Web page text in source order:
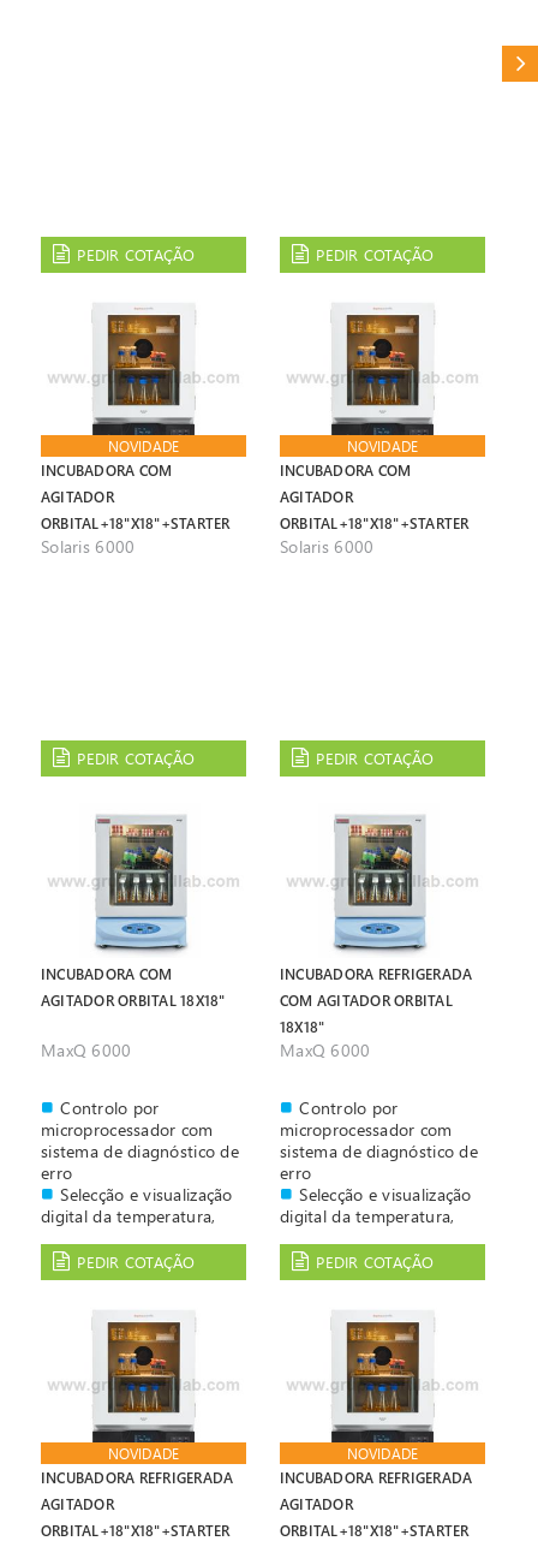
PEDIR COTAÇÃO PEDIR COTAÇÃO
NOVIDADE
INCUBADORA COM
AGITADOR
ORBITAL+18"X18"+STARTER
KIT
Solaris 6000
PEDIR COTAÇÃO
NOVIDADE
INCUBADORA COM
AGITADOR
ORBITAL+18"X18"+STARTER
KIT
Solaris 6000
PEDIR COTAÇÃO
INCUBADORA COM
AGITADOR ORBITAL 18X18"
MaxQ 6000
Controlo por
microprocessador com
sistema de diagnóstico de
erro
Selecção e visualização
digital da temperatura,
PEDIR COTAÇÃO
INCUBADORA REFRIGERADA
COM AGITADOR ORBITAL
18X18"
MaxQ 6000
Controlo por
microprocessador com
sistema de diagnóstico de
erro
Selecção e visualização
digital da temperatura,
PEDIR COTAÇÃO
NOVIDADE
INCUBADORA REFRIGERADA
AGITADOR
ORBITAL+18"X18"+STARTER
NOVIDADE
INCUBADORA REFRIGERADA
AGITADOR
ORBITAL+18"X18"+STARTER